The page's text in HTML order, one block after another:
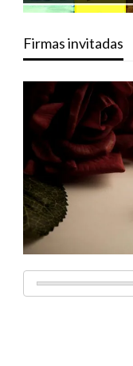
Firmas invitadas